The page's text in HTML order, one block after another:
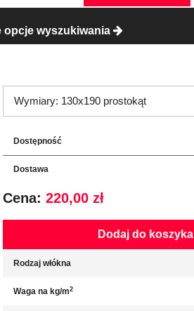
opcje wyszukiwania
Wymiary: 130x190 prostokąt
Dostępność
Dostawa
Cena: 220,00 zł
Dodaj do koszyka
Rodzaj włókna
Waga na kg/m2